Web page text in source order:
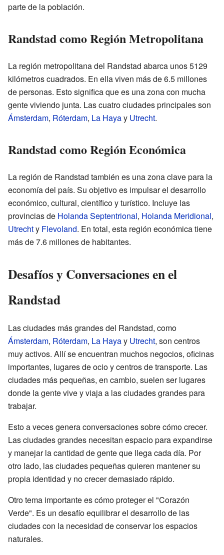
parte de la población.
Randstad como Región Metropolitana
La región metropolitana del Randstad abarca unos 5129
kilómetros cuadrados. En ella viven más de 6.5 millones
de personas. Esto significa que es una zona con mucha
gente viviendo junta. Las cuatro ciudades principales son
Ámsterdam, Róterdam, La Hayay Utrecht.
Randstad como Región Económica
La región de Randstad también es una zona clave para la
economía del país. Su objetivo es impulsar el desarrollo
económico, cultural, científico y turístico. Incluye las
provincias de Holanda Septentrional, Holanda Meridional,
Utrechty Flevoland. En total, esta región económica tiene
más de 7.6 millones de habitantes.
Desafíos y Conversaciones en el
Randstad
Las ciudades más grandes del Randstad, como
Ámsterdam, Róterdam, La Hayay Utrecht, son centros
muy activos. Allí se encuentran muchos negocios, oficinas
importantes, lugares de ocio y centros de transporte. Las
ciudades más pequeñas, en cambio, suelen ser lugares
donde la gente vive y viaja a las ciudades grandes para
trabajar.
Esto a veces genera conversaciones sobre cómo crecer.
Las ciudades grandes necesitan espacio para expandirse
y manejar la cantidad de gente que llega cada día. Por
otro lado, las ciudades pequeñas quieren mantener su
propia identidad y no crecer demasiado rápido.
Otro tema importante es cómo proteger el "Corazón
Verde". Es un desafío equilibrar el desarrollo de las
ciudades con la necesidad de conservar los espacios
naturales.